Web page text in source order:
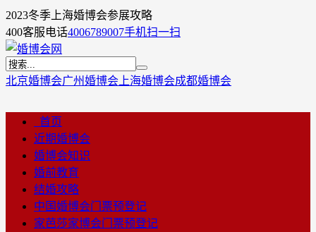
2023冬季上海婚博会参展攻略
400客服电话4006789007手机扫一扫
北京婚博会广州婚博会 上海婚博会成都婚博会
首页
近期婚博会
婚博会知识
婚前教育
结婚攻略
中国婚博会门票预登记
家芭莎家博会门票预登记